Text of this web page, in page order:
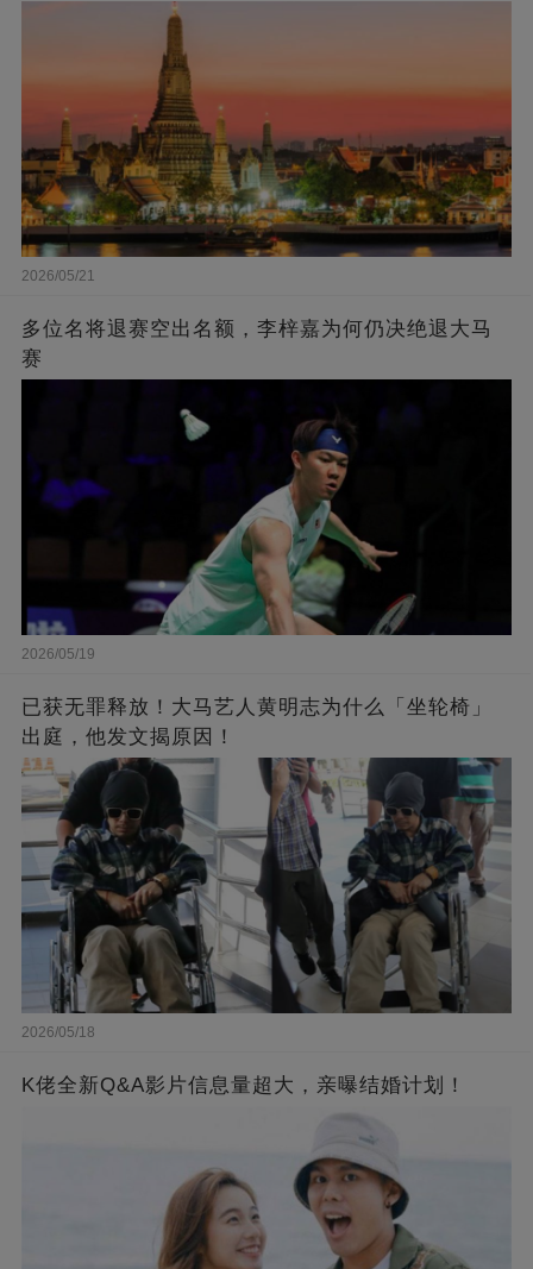
2026/05/21
多位名将退赛空出名额，李梓嘉为何仍决绝退大马
赛
2026/05/19
已获无罪释放！大马艺人黄明志为什么「坐轮椅」
出庭，他发文揭原因！
2026/05/18
K佬全新Q&A影片信息量超大，亲曝结婚计划！